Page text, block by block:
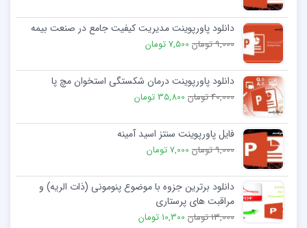
دانلود پاورپوینت مدیریت کیفیت جامع در صنعت بیمه
9,000 تومان 7,500 تومان
دانلود پاورپوینت درمان شکستگی استخوان مچ پا
40,000 تومان 35,800 تومان
فایل پاورپوینت سنتز اسید آمینه
9,000 تومان 7,000 تومان
دانلود برترین جزوه با موضوع پنومونی (ذات الریه) و
مراقبت های پرستاری
13,000 تومان 10,300 تومان